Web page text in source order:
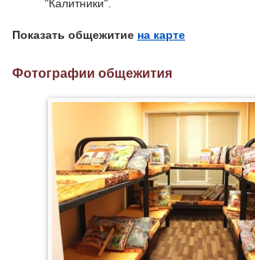
"Калитники".
Показать общежитие на карте
Фотографии общежития